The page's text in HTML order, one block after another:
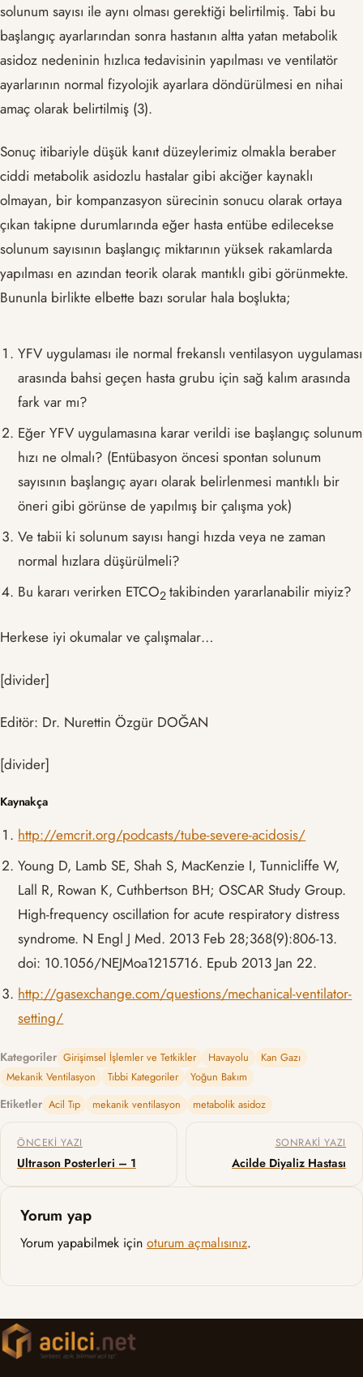
solunum sayısı ile aynı olması gerektiği belirtilmiş. Tabi bu
başlangıç ayarlarından sonra hastanın altta yatan metabolik
asidoz nedeninin hızlıca tedavisinin yapılması ve ventilatör
ayarlarının normal fizyolojik ayarlara döndürülmesi en nihai
amaç olarak belirtilmiş (3).
Sonuç itibariyle düşük kanıt düzeylerimiz olmakla beraber
ciddi metabolik asidozlu hastalar gibi akciğer kaynaklı
olmayan, bir kompanzasyon sürecinin sonucu olarak ortaya
çıkan takipne durumlarında eğer hasta entübe edilecekse
solunum sayısının başlangıç miktarının yüksek rakamlarda
yapılması en azından teorik olarak mantıklı gibi görünmekte.
Bununla birlikte elbette bazı sorular hala boşlukta;
YFV uygulaması ile normal frekanslı ventilasyon uygulaması
arasında bahsi geçen hasta grubu için sağ kalım arasında
fark var mı?
Eğer YFV uygulamasına karar verildi ise başlangıç solunum
hızı ne olmalı? (Entübasyon öncesi spontan solunum
sayısının başlangıç ayarı olarak belirlenmesi mantıklı bir
öneri gibi görünse de yapılmış bir çalışma yok)
Ve tabii ki solunum sayısı hangi hızda veya ne zaman
normal hızlara düşürülmeli?
Bu kararı verirken ETCO2takibinden yararlanabilir miyiz?
Herkese iyi okumalar ve çalışmalar…
[divider]
Editör: Dr. Nurettin Özgür DOĞAN
[divider]
Kaynakça
http://emcrit.org/podcasts/tube-severe-acidosis/
Young D, Lamb SE, Shah S, MacKenzie I, Tunnicliffe W,
Lall R, Rowan K, Cuthbertson BH; OSCAR Study Group.
High-frequency oscillation for acute respiratory distress
syndrome. N Engl J Med. 2013 Feb 28;368(9):806-13.
doi: 10.1056/NEJMoa1215716. Epub 2013 Jan 22.
http://gasexchange.com/questions/mechanical-ventilator-
setting/
Kategoriler Girişimsel İşlemler ve Tetkikler Havayolu
Kan Gazı
Mekanik Ventilasyon
Tıbbi Kategoriler Yoğun Bakım
Etiketler Acil Tıp mekanik ventilasyon metabolik asidoz
Yazı gezinmesi
ÖNCEKI YAZI
Ultrason Posterleri – 1
SONRAKI YAZI
Acilde Diyaliz Hastası
Yorum yap
Yorum yapabilmek için oturum açmalısınız.